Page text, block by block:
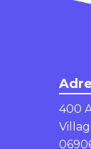
400